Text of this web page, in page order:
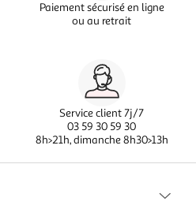
Paiement sécurisé en ligne
ou au retrait
Service client 7j/7
03 59 30 59 30
8h>21h, dimanche 8h30>13h